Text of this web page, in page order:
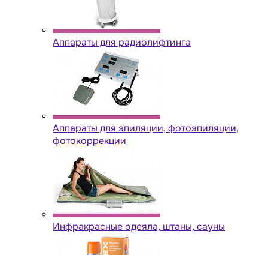
Аппараты для радиолифтинга
Аппараты для эпиляции, фотоэпиляции,
фотокоррекции
Инфракрасные одеяла, штаны, сауны